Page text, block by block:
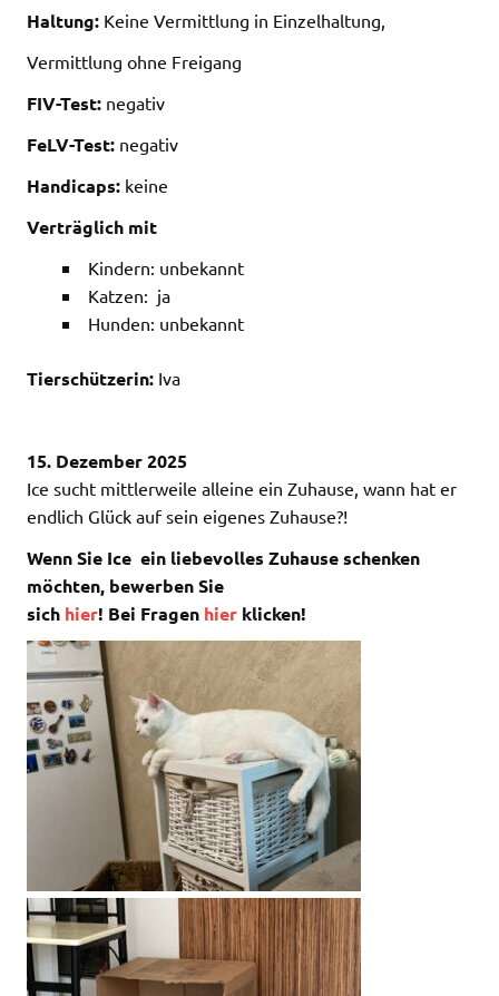
Haltung: Keine Vermittlung in Einzelhaltung,
Vermittlung ohne Freigang
FIV-Test: negativ
FeLV-Test: negativ
Handicaps: keine
Verträglich mit
Kindern: unbekannt
Katzen: ja
Hunden: unbekannt
Tierschützerin: Iva
15. Dezember 2025
Ice sucht mittlerweile alleine ein Zuhause, wann hat er
endlich Glück auf sein eigenes Zuhause?!
Wenn Sie Ice ein liebevolles Zuhause schenken
möchten, bewerben Sie
sich hier! Bei Fragen hier klicken!